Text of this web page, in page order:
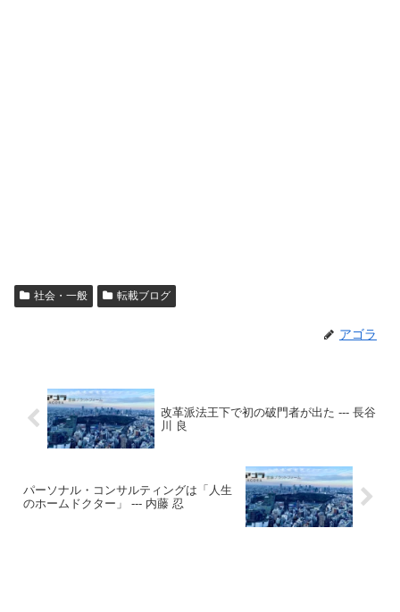
社会・一般 転載ブログ
アゴラ
改革派法王下で初の破門者が出た --- 長谷
川 良
パーソナル・コンサルティングは「人生
のホームドクター」 --- 内藤 忍